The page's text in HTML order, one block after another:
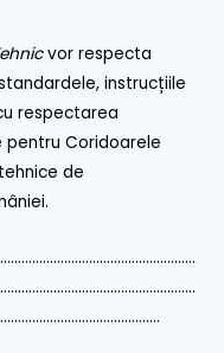
vor respecta
instrucțiile
respectarea
Coridoarele
de